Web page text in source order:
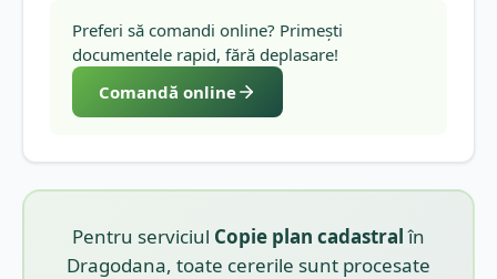
Preferi să comandi online? Primești
documentele rapid, fără deplasare!
Comandă online
Pentru serviciul Copie plan cadastralîn
Dragodana, toate cererile sunt procesate